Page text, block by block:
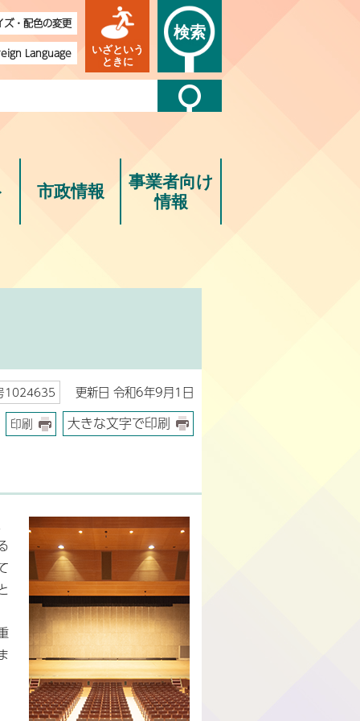
ズ・配色の変更
Language
いざという
ときに
検索
市政情報
事業者向け
情報
1024635 更新日 令和6年9月1日
印刷 大きな文字で印刷